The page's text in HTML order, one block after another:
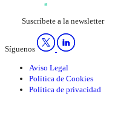
Suscríbete a la newsletter
Síguenos
Aviso Legal
Política de Cookies
Política de privacidad